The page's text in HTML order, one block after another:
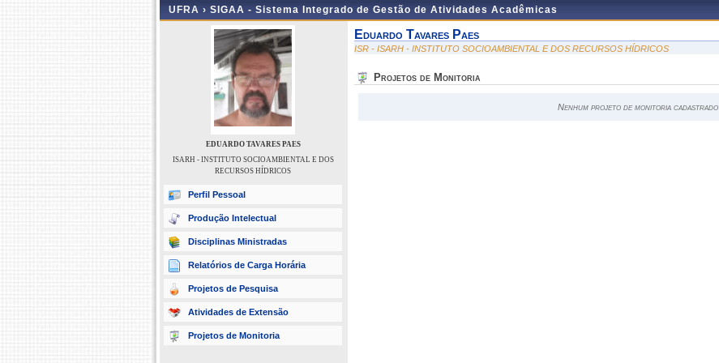
UFRA › SIGAA - Sistema Integrado de Gestão de Atividades Acadêmicas
EDUARDO TAVARES PAES
ISARH - INSTITUTO SOCIOAMBIENTAL E DOS
RECURSOS HÍDRICOS
Perfil Pessoal
Produção Intelectual
Disciplinas Ministradas
Relatórios de Carga Horária
Projetos de Pesquisa
Atividades de Extensão
Projetos de Monitoria
Eduardo Tavares Paes
ISR - ISARH - INSTITUTO SOCIOAMBIENTAL E DOS RECURSOS HÍDRICOS
Projetos de Monitoria
Nenhum projeto de monitoria cadastrado